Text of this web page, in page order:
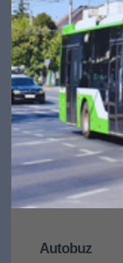
Autobuz